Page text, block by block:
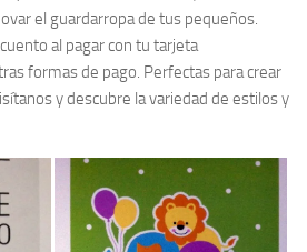
el guardarropa de tus pequeños.
al pagar con tu tarjeta
formas de pago. Perfectas para crear
y descubre la variedad de estilos y